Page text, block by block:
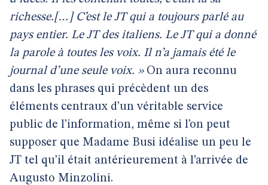
richesse.[…] C’est le JT qui a toujours parlé au
pays entier. Le JT des italiens. Le JT qui a donné
la parole à toutes les voix. Il n’a jamais été le
journal d’une seule voix. » On aura reconnu
dans les phrases qui précèdent un des
éléments centraux d’un véritable service
public de l’information, même si l’on peut
supposer que Madame Busi idéalise un peu le
JT tel qu’il était antérieurement à l’arrivée de
Augusto Minzolini.